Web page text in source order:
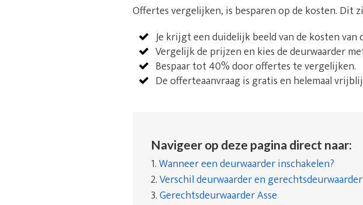
Offertes vergelijken, is besparen op de kosten. Dit
Je krijgt een duidelijk beeld van de kosten van
Vergelijk de prijzen en kies de deurwaarder
Bespaar tot 40% door offertes te vergelijken.
De offerteaanvraag is gratis en helemaal
Navigeer op deze pagina direct naar:
1.Wanneer een deurwaarder inschakelen?
2.Verschil deurwaarder en
3.Gerechtsdeurwaarder Asse